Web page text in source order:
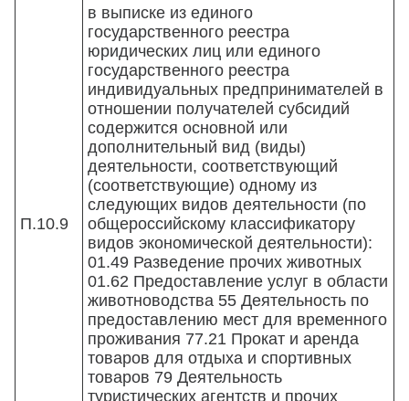
П.10.9
в выписке из единого
государственного реестра
юридических лиц или единого
государственного реестра
индивидуальных предпринимателей в
отношении получателей субсидий
содержится основной или
дополнительный вид (виды)
деятельности, соответствующий
(соответствующие) одному из
следующих видов деятельности (по
общероссийскому классификатору
видов экономической деятельности):
01.49 Разведение прочих животных
01.62 Предоставление услуг в области
животноводства 55 Деятельность по
предоставлению мест для временного
проживания 77.21 Прокат и аренда
товаров для отдыха и спортивных
товаров 79 Деятельность
туристических агентств и прочих